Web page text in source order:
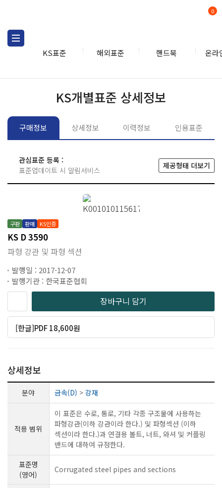
KS표준 해외표준 핸드북 온라
0
KS개별표준 상세정보
구매정보 상세정보 이력정보 인용표준
관심표준 등록 :
표준업데이트 시 알림서비스
제공형태 더보기
구판 판매 KS인증
KS D 3590
파형 강관 및 파형 섹션
발행일 : 2017-12-07
발행기관 : 한국표준협회
장바구니 담기
[한글]PDF 18,600원
상세정보
분야 금속(D) > 강재
적용 범위
이 표준은 수로, 통로, 기타 각종 구조물에 사용하는
파형강관(이하 강관이라 한다.) 및 파형섹션 (이하
섹션이라 한다.)과 연결용 볼트, 너트, 와셔 및 커플링
밴드에 대하여 규정한다.
표준명
(영어)
Corrugated steel pipes and sections